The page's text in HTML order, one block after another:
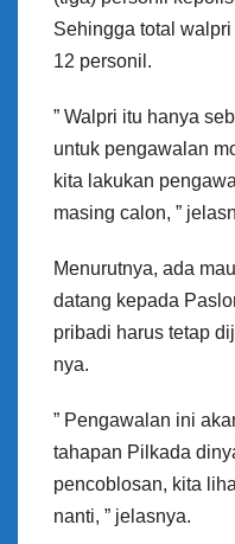
Sehingga total
12 personil.
” Walpri itu hanya
untuk pengawalan
kita lakukan
masing calon, ”
Menurutnya, ada
datang kepada
pribadi harus tetap
nya.
” Pengawalan ini
tahapan Pilkada
pencoblosan, kita
nanti, ” jelasnya.